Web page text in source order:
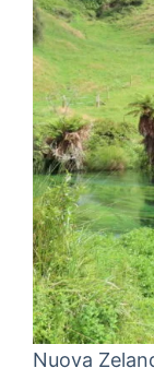
Nuova